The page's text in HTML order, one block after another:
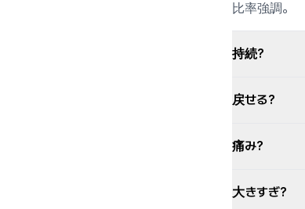
比率強調。
持続?
戻せる?
痛み?
大きすぎ?